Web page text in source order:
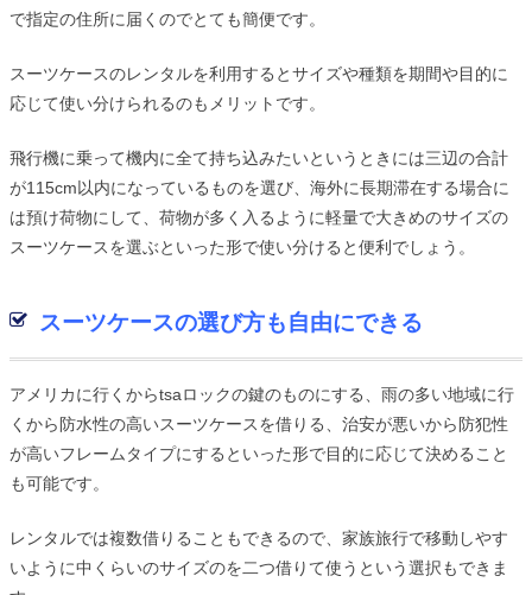
で指定の住所に届くのでとても簡便です。
スーツケースのレンタルを利用するとサイズや種類を期間や目的に
応じて使い分けられるのもメリットです。
飛行機に乗って機内に全て持ち込みたいというときには三辺の合計
が115cm以内になっているものを選び、海外に長期滞在する場合に
は預け荷物にして、荷物が多く入るように軽量で大きめのサイズの
スーツケースを選ぶといった形で使い分けると便利でしょう。
スーツケースの選び方も自由にできる
アメリカに行くからtsaロックの鍵のものにする、雨の多い地域に行
くから防水性の高いスーツケースを借りる、治安が悪いから防犯性
が高いフレームタイプにするといった形で目的に応じて決めること
も可能です。
レンタルでは複数借りることもできるので、家族旅行で移動しやす
いように中くらいのサイズのを二つ借りて使うという選択もできま